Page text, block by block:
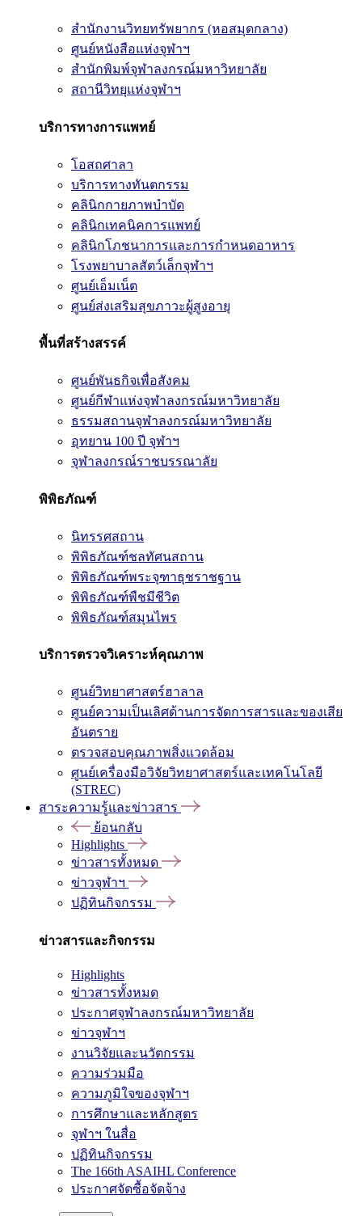
สำนักงานวิทยทรัพยากร (หอสมุดกลาง)
ศูนย์หนังสือแห่งจุฬาฯ
สำนักพิมพ์จุฬาลงกรณ์มหาวิทยาลัย
สถานีวิทยุแห่งจุฬาฯ
บริการทางการแพทย์
โอสถศาลา
บริการทางทันตกรรม
คลินิกกายภาพบำบัด
คลินิกเทคนิคการแพทย์
คลินิกโภชนาการและการกำหนดอาหาร
โรงพยาบาลสัตว์เล็กจุฬาฯ
ศูนย์เอ็มเน็ต
ศูนย์ส่งเสริมสุขภาวะผู้สูงอายุ
พื้นที่สร้างสรรค์
ศูนย์พันธกิจเพื่อสังคม
ศูนย์กีฬาแห่งจุฬาลงกรณ์มหาวิทยาลัย
ธรรมสถานจุฬาลงกรณ์มหาวิทยาลัย
อุทยาน 100 ปี จุฬาฯ
จุฬาลงกรณ์ราชบรรณาลัย
พิพิธภัณฑ์
นิทรรศสถาน
พิพิธภัณฑ์ชลทัศนสถาน
พิพิธภัณฑ์พระจุฑาธุชราชฐาน
พิพิธภัณฑ์พืชมีชีวิต
พิพิธภัณฑ์สมุนไพร
บริการตรวจวิเคราะห์คุณภาพ
ศูนย์วิทยาศาสตร์ฮาลาล
ศูนย์ความเป็นเลิศด้านการจัดการสารและของเสีย
อันตราย
ตรวจสอบคุณภาพสิ่งแวดล้อม
ศูนย์เครื่องมือวิจัยวิทยาศาสตร์และเทคโนโลยี
(STREC)
สาระความรู้และข่าวสาร
ย้อนกลับ
Highlights
ข่าวสารทั้งหมด
ข่าวจุฬาฯ
ปฏิทินกิจกรรม
ข่าวสารและกิจกรรม
Highlights
ข่าวสารทั้งหมด
ประกาศจุฬาลงกรณ์มหาวิทยาลัย
ข่าวจุฬาฯ
งานวิจัยและนวัตกรรม
ความร่วมมือ
ความภูมิใจของจุฬาฯ
การศึกษาและหลักสูตร
จุฬาฯ ในสื่อ
ปฏิทินกิจกรรม
The 166th ASAIHL Conference
ประกาศจัดซื้อจัดจ้าง